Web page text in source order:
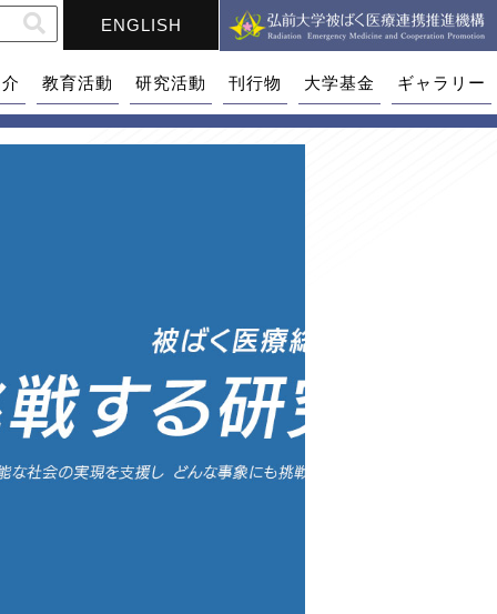
ENGLISH
教育活動 研究活動 刊行物 大学基金 ギャラリー